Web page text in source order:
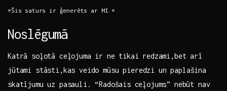
*Šis saturs ir ģenerēts ar MI.*
Noslēgumā
Katrā‍ soļotā ceļojuma ir ⁤ne tikai ⁢redzami,bet arī
jūtami stāsti,kas veido mūsu pieredzi un paplašina⁤
skatījumu uz pasauli.⁣ “Radošais ⁤ceļojums” ​nebūt nav